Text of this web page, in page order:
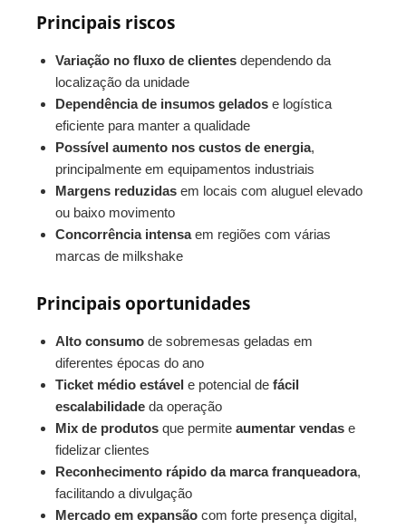
Principais riscos
Variação no fluxo de clientes dependendo da
localização da unidade
Dependência de insumos gelados e logística
eficiente para manter a qualidade
Possível aumento nos custos de energia,
principalmente em equipamentos industriais
Margens reduzidas em locais com aluguel elevado
ou baixo movimento
Concorrência intensaem regiões com várias
marcas de milkshake
Principais oportunidades
Alto consumo de sobremesas geladas em
diferentes épocas do ano
Ticket médio estável e potencial de fácil
escalabilidade da operação
Mix de produtos que permite aumentar vendas e
fidelizar clientes
Reconhecimento rápido da marca franqueadora,
facilitando a divulgação
Mercado em expansão com forte presença digital,